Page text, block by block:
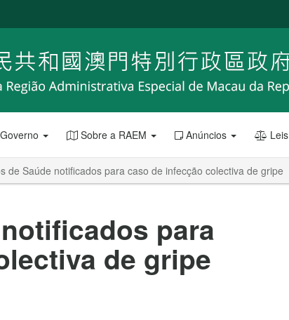
Sobre a RAEM Anúncios Leis
de Saúde notificados para caso de infecção colectiva de gripe
para
de gripe